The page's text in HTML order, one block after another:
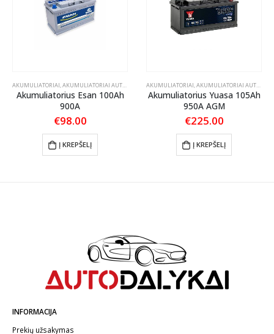
AKUMULIATORIAI,AKUMULIATORIAI AUTOMOBILIAMS
Akumuliatorius Esan 100Ah
900A
€98.00
Į KREPŠELĮ
AKUMULIATORIAI,AKUMULIATORIAI AUTOMOBILIAMS
Akumuliatorius Yuasa 105Ah
950A AGM
€225.00
Į KREPŠELĮ
INFORMACIJA
Prekių užsakymas